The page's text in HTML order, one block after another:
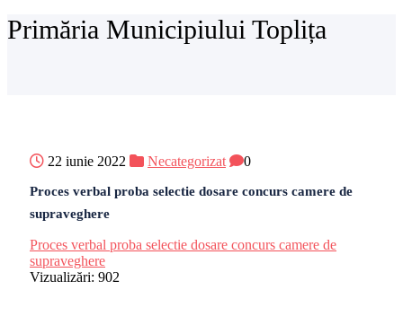
Primăria Municipiului Toplița
22 iunie 2022 Necategorizat 0
Proces verbal proba selectie dosare concurs camere de
supraveghere
Proces verbal proba selectie dosare concurs camere de
supraveghere
Vizualizări: 902